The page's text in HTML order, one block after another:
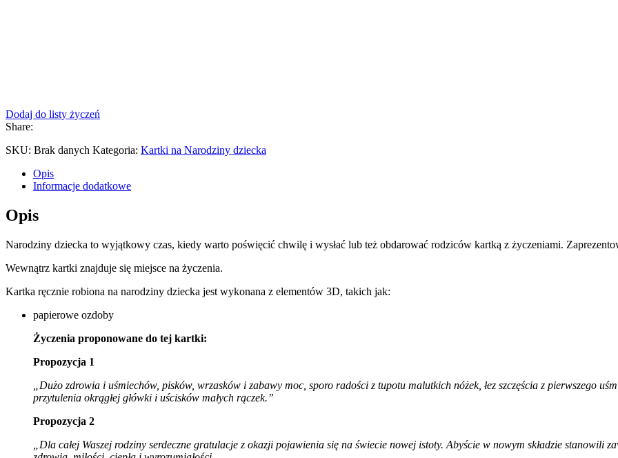
Dodaj do listy życzeń
Share:
SKU: Brak danych Kategoria: Kartki na Narodziny dziecka
Opis
Informacje dodatkowe
Opis
Narodziny dziecka to wyjątkowy czas, kiedy warto poświęcić chwilę i wysłać lub też obdarować rodziców kartką z życzeniami.
Wewnątrz kartki znajduje się miejsce na życzenia.
Kartka ręcznie robiona na narodziny dziecka jest wykonana z elementów 3D, takich jak:
papierowe ozdoby
Życzenia proponowane do tej kartki:
Propozycja 1
„Dużo zdrowia i uśmiechów, pisków, wrzasków i zabawy moc, sporo radości z tupotu malutkich nóżek, łez szczęścia z pierwszego
przytulenia okrągłej główki i uścisków małych rączek.”
Propozycja 2
„Dla całej Waszej rodziny serdeczne gratulacje z okazji pojawienia się na świecie nowej istoty. Abyście w nowym składzie stanowili